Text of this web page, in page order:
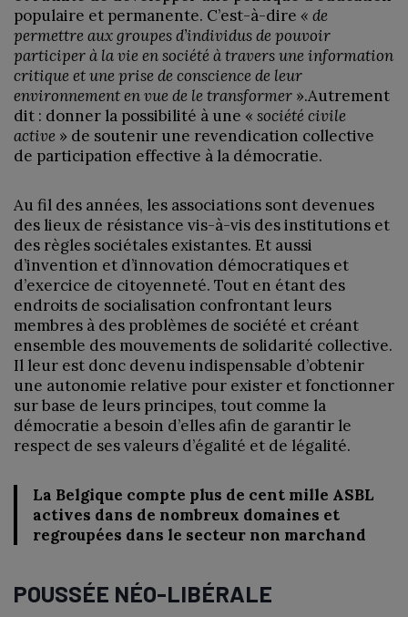
populaire et permanente. C’est-à-dire « de
permettre aux groupes d’individus de pouvoir
participer à la vie en société à travers une information
critique et une prise de conscience de leur
environnement en vue de le transformer ».Autrement
dit : donner la possibilité à une « société civile
active » de soutenir une revendication collective
de participation effective à la démocratie.
Au fil des années, les associations sont devenues
des lieux de résistance vis-à-vis des institutions et
des règles sociétales existantes. Et aussi
d’invention et d’innovation démocratiques et
d’exercice de citoyenneté. Tout en étant des
endroits de socialisation confrontant leurs
membres à des problèmes de société et créant
ensemble des mouvements de solidarité collective.
Il leur est donc devenu indispensable d’obtenir
une autonomie relative pour exister et fonctionner
sur base de leurs principes, tout comme la
démocratie a besoin d’elles afin de garantir le
respect de ses valeurs d’égalité et de légalité.
La Belgique compte plus de cent mille ASBL
actives dans de nombreux domaines et
regroupées dans le secteur non marchand
POUSSÉE NÉO-LIBÉRALE